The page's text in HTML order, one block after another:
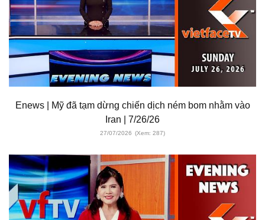
Enews | Mỹ đã tạm dừng chiến dịch ném bom nhằm vào
Iran | 7/26/26
27/07/2026 (Xem: 287)